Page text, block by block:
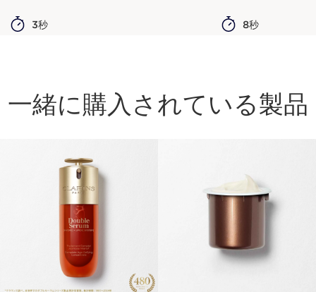
3秒 8秒
一緒に購入されている製品
コンテンツへ移動